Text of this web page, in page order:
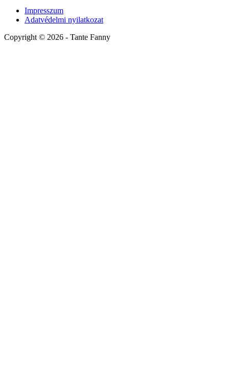
Impresszum
Adatvédelmi nyilatkozat
Copyright © 2026 - Tante Fanny